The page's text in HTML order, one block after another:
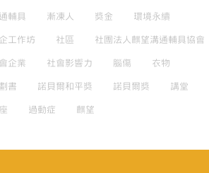
輔具 漸凍人 獎金 環境永續
工作坊 社區 社團法人麒望溝通輔具協會
企業 社會影響力 腦傷 衣物
書 諾貝爾和平獎 諾貝爾獎 講堂
過動症 麒望